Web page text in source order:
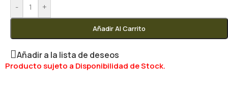
- +
Añadir Al Carrito
Añadir a la lista de deseos
Producto sujeto a Disponibilidad de Stock.